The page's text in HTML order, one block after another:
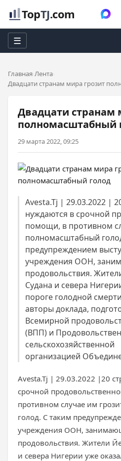
TopTJ.com
☰
Главная Лента
Двадцати странам мира грозит
Двадцати странам
полномасштабный
29 марта 2022, 09:25
Avesta.Tj | 29.03.2022 |
нуждаются в срочной
помощи, в противном
полномасштабный
предупреждением
учреждения ООН,
продовольствия.
Судана и севера
пороге голодной
авторы доклада,
Всемирной
(ВПП) и
сельскохозяйственной
организацией
Avesta.Tj | 29.03.2022 |20
срочной
противном случае им
голод. C таким
учреждения ООН,
продовольствия. Жители
и севера Нигерии уже